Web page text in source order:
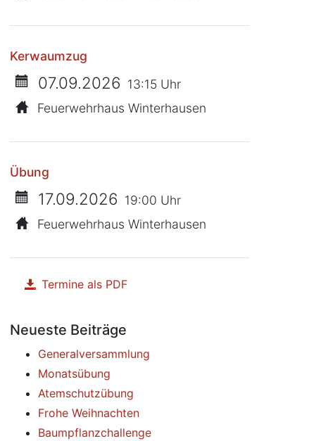
Kerwaumzug
07.09.2026 13:15 Uhr
Feuerwehrhaus Winterhausen
Übung
17.09.2026 19:00 Uhr
Feuerwehrhaus Winterhausen
Termine als PDF
Neueste Beiträge
Generalversammlung
Monatsübung
Atemschutzübung
Frohe Weihnachten
Baumpflanzchallenge